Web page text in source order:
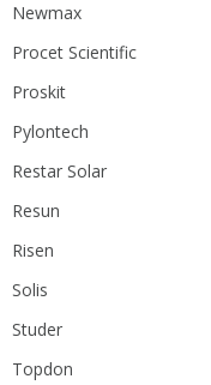
Newmax
Procet Scientific
Proskit
Pylontech
Restar Solar
Resun
Risen
Solis
Studer
Topdon